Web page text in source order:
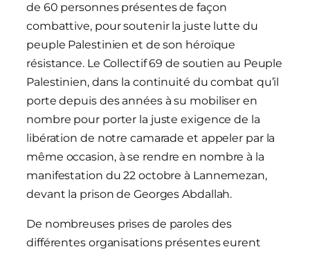
de 60 personnes présentes de façon
combattive, pour soutenir la juste lutte du
peuple Palestinien et de son héroïque
résistance. Le Collectif 69 de soutien au Peuple
Palestinien, dans la continuité du combat qu’il
porte depuis des années à su mobiliser en
nombre pour porter la juste exigence de la
libération de notre camarade et appeler par la
même occasion, à se rendre en nombre à la
manifestation du 22 octobre à Lannemezan,
devant la prison de Georges Abdallah.
De nombreuses prises de paroles des
différentes organisations présentes eurent